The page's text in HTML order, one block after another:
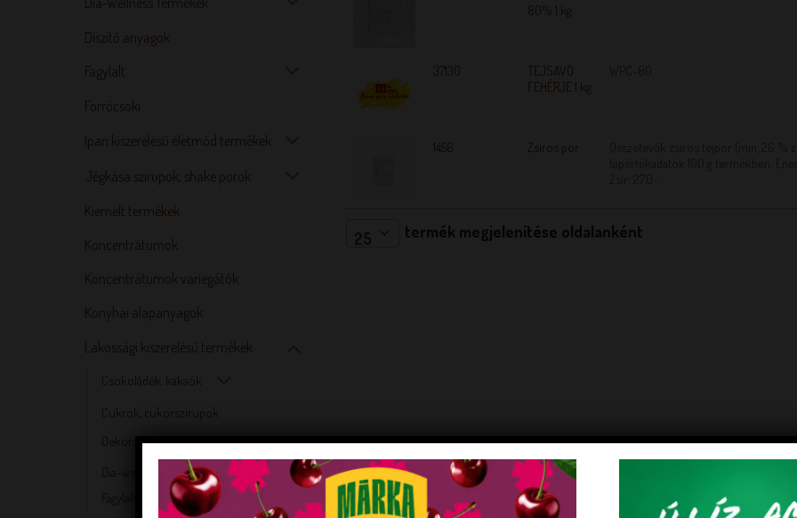
Díszítő anyagok
Fagylalt
Forrócsoki
Ipari kiszerelésű életmód termékek
Jégkása szirupok, shake porok
Kiemelt termékek
Koncentrátumok
Koncentrátumok variegátók
Konyhai alapanyagok
Lakossági kiszerelésű termékek
Csokoládék, kakaók
Cukrok, cukorszirupok
Dekorációk, díszítőelemek
Dia-wellness és mentes szósz, öntet
Fagylaltporok
80% 1 kg
37130
TEJSAVÓ
FEHÉRJE 1 kg
1456 Zsíros por
termék megjelenítése oldalanként